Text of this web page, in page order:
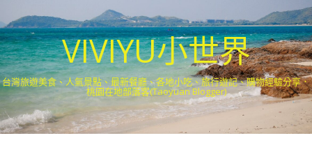
VIVIYU小世界
台灣旅遊美食、人氣景點、最新餐廳、各地小吃、旅行遊記、購物經驗分享．
桃園在地部落客(Taoyuan Blogger)